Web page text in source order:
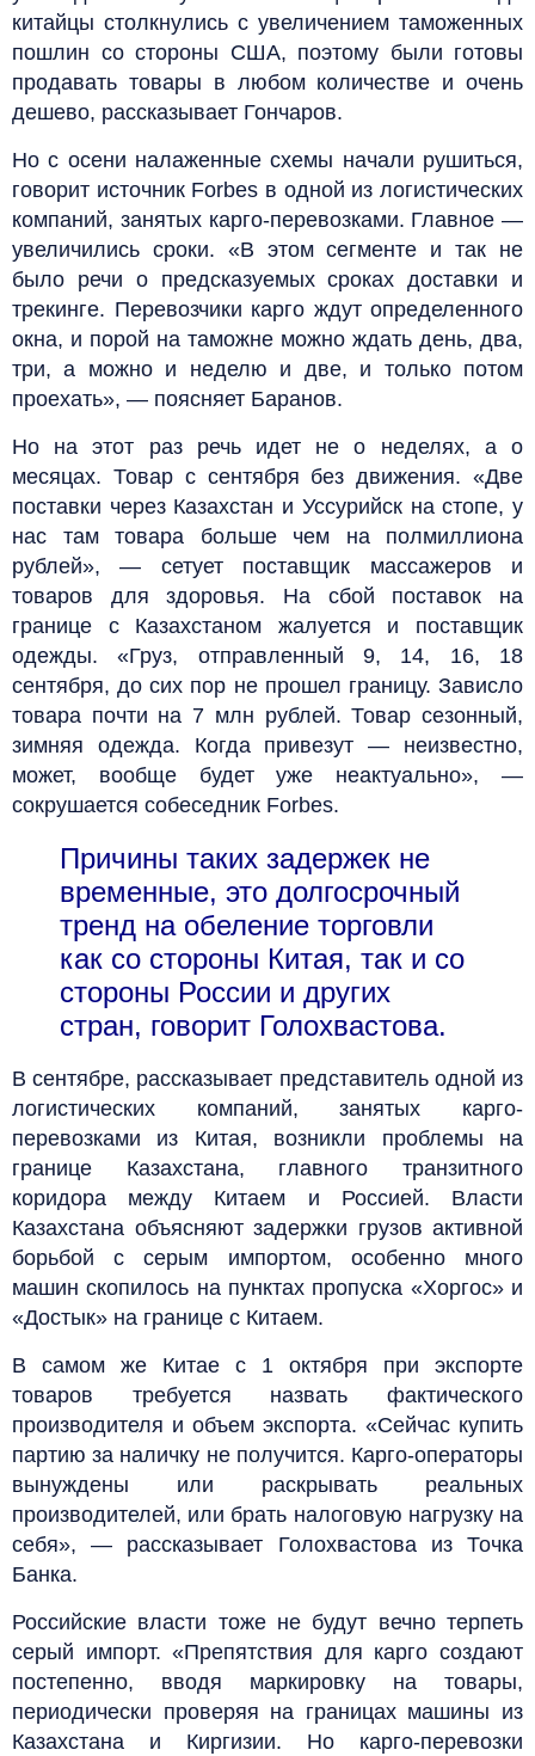
китайцы столкнулись с увеличением таможенных
пошлин со стороны США, поэтому были готовы
продавать товары в любом количестве и очень
дешево, рассказывает Гончаров.
Но с осени налаженные схемы начали рушиться,
говорит источник Forbes в одной из логистических
компаний, занятых карго-перевозками. Главное —
увеличились сроки. «В этом сегменте и так не
было речи о предсказуемых сроках доставки и
трекинге. Перевозчики карго ждут определенного
окна, и порой на таможне можно ждать день, два,
три, а можно и неделю и две, и только потом
проехать», — поясняет Баранов.
Но на этот раз речь идет не о неделях, а о
месяцах. Товар с сентября без движения. «Две
поставки через Казахстан и Уссурийск на стопе, у
нас там товара больше чем на полмиллиона
рублей», — сетует поставщик массажеров и
товаров для здоровья. На сбой поставок на
границе с Казахстаном жалуется и поставщик
одежды. «Груз, отправленный 9, 14, 16, 18
сентября, до сих пор не прошел границу. Зависло
товара почти на 7 млн рублей. Товар сезонный,
зимняя одежда. Когда привезут — неизвестно,
может, вообще будет уже неактуально», —
сокрушается собеседник Forbes.
Причины таких задержек не
временные, это долгосрочный
тренд на обеление торговли
как со стороны Китая, так и со
стороны России и других
стран, говорит Голохвастова.
В сентябре, рассказывает представитель одной из
логистических компаний, занятых карго-
перевозками из Китая, возникли проблемы на
границе Казахстана, главного транзитного
коридора между Китаем и Россией. Власти
Казахстана объясняют задержки грузов активной
борьбой с серым импортом, особенно много
машин скопилось на пунктах пропуска «Хоргос» и
«Достык» на границе с Китаем.
В самом же Китае с 1 октября при экспорте
товаров требуется назвать фактического
производителя и объем экспорта. «Сейчас купить
партию за наличку не получится. Карго-операторы
вынуждены или раскрывать реальных
производителей, или брать налоговую нагрузку на
себя», — рассказывает Голохвастова из Точка
Банка.
Российские власти тоже не будут вечно терпеть
серый импорт. «Препятствия для карго создают
постепенно, вводя маркировку на товары,
периодически проверяя на границах машины из
Казахстана и Киргизии. Но карго-перевозки